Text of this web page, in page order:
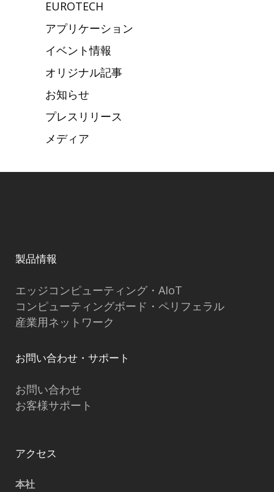
EUROTECH
アプリケーション
イベント情報
オリジナル記事
お知らせ
プレスリリース
メディア
製品情報
エッジコンピューティング・AIoT
コンピューティングボード・ペリフェラル
産業用ネットワーク
お問い合わせ・サポート
お問い合わせ
お客様サポート
アクセス
本社